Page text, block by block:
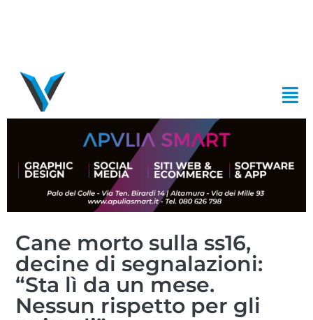
Cane morto sulla ss16,
decine di segnalazioni:
“Sta lì da un mese.
Nessun rispetto per gli